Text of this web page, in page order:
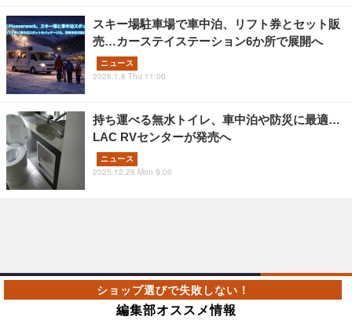
スキー場駐車場で車中泊、リフト券とセット販
売…カーステイステーション6か所で展開へ
ニュース
2026.1.8 Thu 11:00
持ち運べる無水トイレ、車中泊や防災に最適…
LAC RVセンターが発売へ
ニュース
2025.12.29 Mon 9:00
編集部オススメ情報